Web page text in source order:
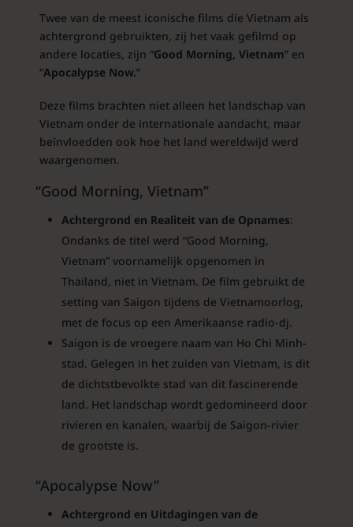
Twee van de meest iconische films die Vietnam als
achtergrond gebruikten, zij het vaak gefilmd op
andere locaties, zijn “Good Morning, Vietnam” en
“Apocalypse Now.”
Deze films brachten niet alleen het landschap van
Vietnam onder de internationale aandacht, maar
beïnvloedden ook hoe het land wereldwijd werd
waargenomen.
“Good Morning, Vietnam”
Achtergrond en Realiteit van de Opnames:
Ondanks de titel werd “Good Morning,
Vietnam” voornamelijk opgenomen in
Thailand, niet in Vietnam. De film gebruikt de
setting van Saigon tijdens de Vietnamoorlog,
met de focus op een Amerikaanse radio-dj.
Saigon is de vroegere naam van Ho Chi Minh-
stad. Gelegen in het zuiden van Vietnam, is dit
de dichtstbevolkte stad van dit fascinerende
land. Het landschap wordt gedomineerd door
rivieren en kanalen, waarbij de Saigon-rivier
de grootste is.
“Apocalypse Now”
Achtergrond en Uitdagingen van de